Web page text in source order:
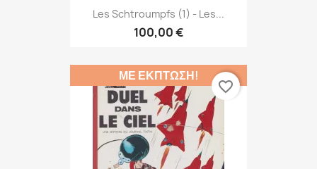
Les Schtroumpfs (1) - Les...
100,00 €
ΜΕ ΈΚΠΤΩΣΗ!
favorite_border